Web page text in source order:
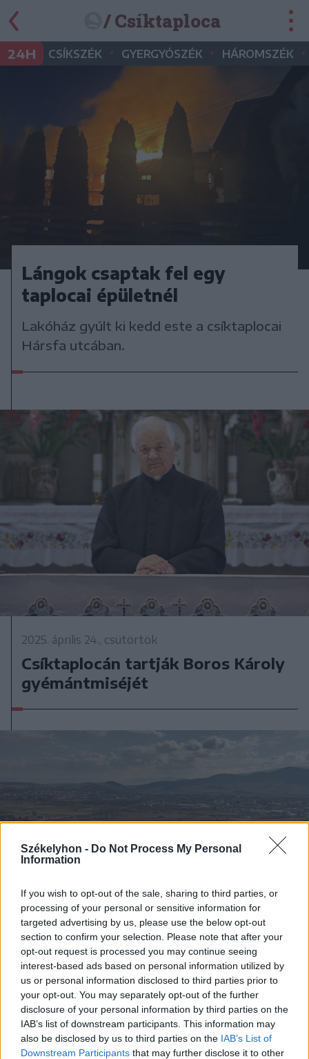
Székelyhon - Do Not Process My Personal
Information
If you wish to opt-out of the sale, sharing to third parties, or
processing of your personal or sensitive information for
targeted advertising by us, please use the below opt-out
section to confirm your selection. Please note that after your
opt-out request is processed you may continue seeing
interest-based ads based on personal information utilized by
us or personal information disclosed to third parties prior to
your opt-out. You may separately opt-out of the further
disclosure of your personal information by third parties on the
IAB’s list of downstream participants. This information may
also be disclosed by us to third parties on the IAB’s List of
Downstream Participants that may further disclose it to other
/ Csíktaploca
24H CSÍKSZÉK • GYERGYÓSZÉK • HÁROMSZÉK •
Lángok csaptak fel egy
taplocai épületnél
Lakóház gyúlt ki kedd este a csíktaplocai
Hársfa utcában.
2025. április 24., csütörtök
Csíktaplocán tartják Boros Károly
gyémántmiséjét
2025. április 10., csütörtök
Több évtizedes lemaradást kell
valahogy behoznia Csíkszeredának
ipari park terén